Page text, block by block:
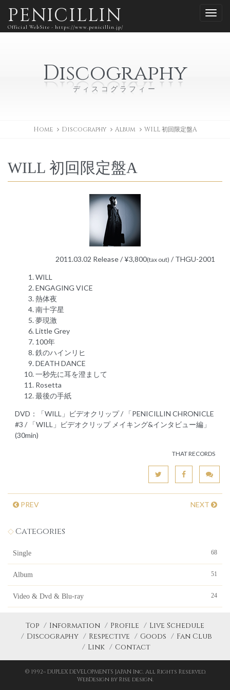
PENICILLIN
Official WebSite - https://www.penicillin.jp/
Discography
ディスコグラフィー
Home Discography Album WILL 初回限定盤A
WILL 初回限定盤A
2011.03.02 Release / ¥3,800(tax out) / THGU-2001
WILL
ENGAGING VICE
熱体夜
南十字星
夢現激
Little Grey
100年
鉄のハインリヒ
DEATH DANCE
一秒先に耳を澄まして
Rosetta
最後の手紙
DVD：「WILL」ビデオクリップ / 「PENICILLIN CHRONICLE
#3 / 「WILL」ビデオクリップ メイキング&インタビュー編」
(30min)
THAT RECORDS
PREV NEXT
Categories
Single 68
Album 51
Video & Dvd & Blu-ray 24
Top Information Profile
Live Schedule
Discography
Respective Goods
Fan Club
Link
Contact
© 1992~ DUPLEX DEVELOPMENTS JAPAN Inc. All Rights Reserved.
WebDesign by Rise design.